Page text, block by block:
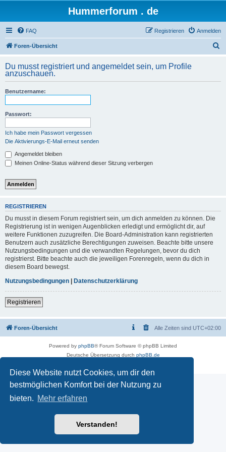
Diese Website nutzt Cookies, um dir den
bestmöglichen Komfort bei der Nutzung zu
bieten. Mehr erfahren
Verstanden!
Hummerforum . de
FAQ Anmelden
Registrieren
Foren-Übersicht
h
Du musst registriert und angemeldet sein, um Profile
anzuschauen.
Benutzername:
Passwort:
Ich habe mein Passwort vergessen
Die Aktivierungs-E-Mail erneut senden
Angemeldet bleiben
Meinen Online-Status während dieser Sitzung verbergen
REGISTRIEREN
Du musst in diesem Forum registriert sein, um dich anmelden zu können. Die
Registrierung ist in wenigen Augenblicken erledigt und ermöglicht dir, auf
weitere Funktionen zuzugreifen. Die Board-Administration kann registrierten
Benutzern auch zusätzliche Berechtigungen zuweisen. Beachte bitte unsere
Nutzungsbedingungen und die verwandten Regelungen, bevor du dich
registrierst. Bitte beachte auch die jeweiligen Forenregeln, wenn du dich in
diesem Board bewegst.
Nutzungsbedingungen | Datenschutzerklärung
Registrieren
Foren-Übersicht Alle Zeiten sind UTC+02:00
Powered by phpBB® Forum Software © phpBB Limited
Deutsche Übersetzung durch phpBB.de